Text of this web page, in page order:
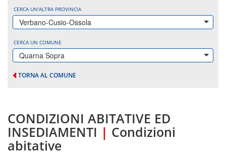
CERCA UN'ALTRA PROVINCIA
Verbano-Cusio-Ossola
CERCA UN COMUNE
Quarna Sopra
TORNA AL COMUNE
CONDIZIONI ABITATIVE ED
INSEDIAMENTI | Condizioni
abitative